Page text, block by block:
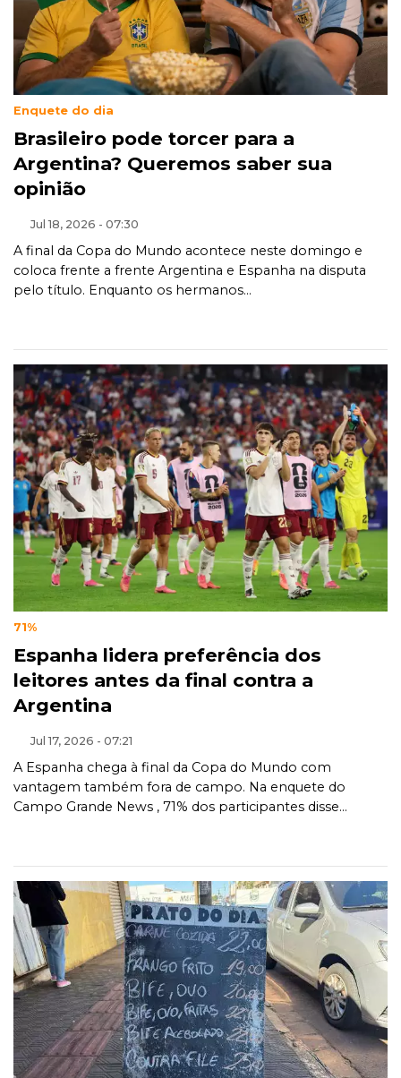
Enquete do dia
Brasileiro pode torcer para a
Argentina? Queremos saber sua
opinião
Jul 18, 2026 - 07:30
A final da Copa do Mundo acontece neste domingo e
coloca frente a frente Argentina e Espanha na disputa
pelo título. Enquanto os hermanos...
71%
Espanha lidera preferência dos
leitores antes da final contra a
Argentina
Jul 17, 2026 - 07:21
A Espanha chega à final da Copa do Mundo com
vantagem também fora de campo. Na enquete do
Campo Grande News , 71% dos participantes disse...